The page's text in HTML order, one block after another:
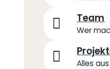
Team
Wer
Alles aus